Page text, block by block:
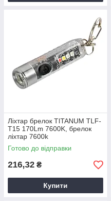
Ліхтар брелок TITANUM TLF-
T15 170Lm 7600K, брелок
ліхтар 7600k
Готово до відправки
216,32 ₴
Купити